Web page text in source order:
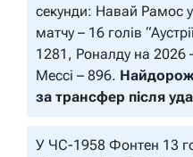
секунди: Навай Рамос
матчу – 16 голів
1281, Роналду на 2026
Мессі – 896.
за трансфер після
У ЧС-1958 Фонтен 13